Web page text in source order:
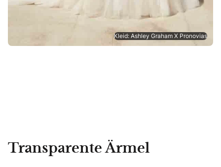
Kleid: Ashley Graham X Pronovias
Transparente Ärmel